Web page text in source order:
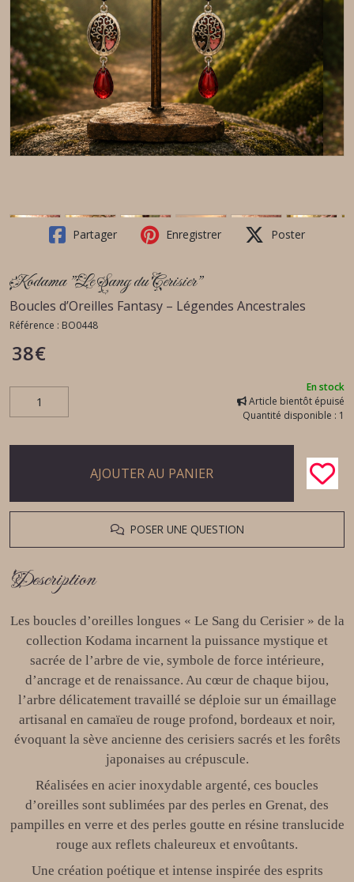
Partager Enregistrer Poster
Kodama "Le Sang du Cerisier"
Boucles d’Oreilles Fantasy – Légendes Ancestrales
Référence : BO0448
38€
En stock
Article bientôt épuisé
Quantité disponible : 1
AJOUTER AU PANIER
POSER UNE QUESTION
Description
Les boucles d’oreilles longues « Le Sang du Cerisier » de la
collection Kodama incarnent la puissance mystique et
sacrée de l’arbre de vie, symbole de force intérieure,
d’ancrage et de renaissance. Au cœur de chaque bijou,
l’arbre délicatement travaillé se déploie sur un émaillage
artisanal en camaïeu de rouge profond, bordeaux et noir,
évoquant la sève ancienne des cerisiers sacrés et les forêts
japonaises au crépuscule.
Réalisées en acier inoxydable argenté, ces boucles
d’oreilles sont sublimées par des perles en Grenat, des
pampilles en verre et des perles goutte en résine translucide
rouge aux reflets chaleureux et envoûtants.
Une création poétique et intense inspirée des esprits